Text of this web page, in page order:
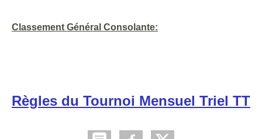
Classement Général Consolante:
Règles du Tournoi Mensuel Triel TT